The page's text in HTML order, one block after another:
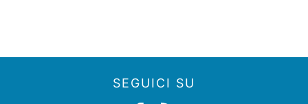
SEGUICI SU